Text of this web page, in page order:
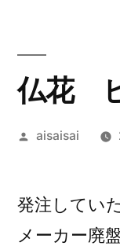
プ仏花
投
aisaisai
発注してい
メーカー廃